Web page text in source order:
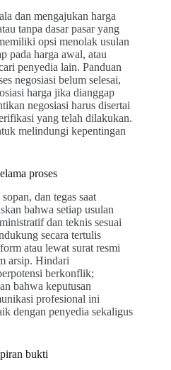
dan mengajukan harga
tanpa dasar pasar yang
opsi menolak usulan
pada harga awal, atau
penyedia lain. Panduan
negosiasi belum selesai,
harga jika dianggap
negosiasi harus disertai
yang telah dilakukan.
melindungi kepentingan
proses
dan tegas saat
bahwa setiap usulan
dan teknis sesuai
secara tertulis
atau lewat surat resmi
arsip. Hindari
berkonflik;
bahwa keputusan
profesional ini
dengan penyedia sekaligus
bukti